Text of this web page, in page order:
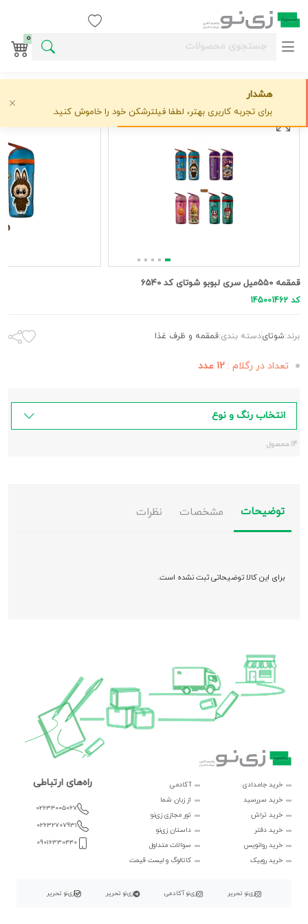
0
قمقمه و ظرف غذا
قمقمه 550میل سری لبوبو شوتای کد 6540
کد 145001462
برند:شوتایدسته بندی:قمقمه و ظرف غذا
تعداد در رگلام : 12 عدد
انتخاب رنگ و نوع
14 محصول
توضیحات مشخصات نظرات
برای این کالا توضیحاتی ثبت نشده است.
خرید جامدادی
خرید سررسید
خرید تراش
خرید دفتر
خرید روانویس
خرید روبیک
آکادمی
از زبان شما
تور مجازی زی‌نو
داستان زی‌نو
سوالات متداول
کاتالوگ و لیست قیمت
راه‌های ارتباطی
02634005067
02632707931
09016330440
زی‌نو تحریر زی‌نو آکادمی زی‌نو تحریر زی‌نو تحریر
هشدار
برای تجربه کاربری بهتر، لطفا فیلترشکن خود را خاموش کنید.